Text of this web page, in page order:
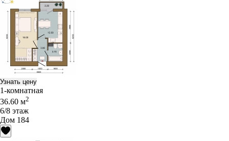
Узнать цену
1-комнатная
36.60 м2
6/8 этаж
Дом 184